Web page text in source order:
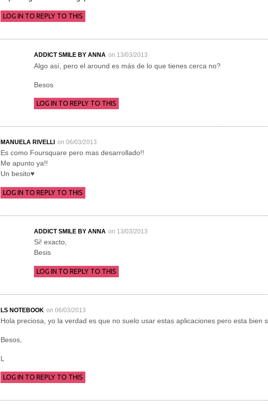
LOG IN TO REPLY TO THIS
ADDICT SMILE BY ANNA on 13/03/2013
Algo así, pero el around es más de lo que tienes cerca no?
Besos
LOG IN TO REPLY TO THIS
MANUELA RIVELLI on 06/03/2013
Es como Foursquare pero mas desarrollado!!
Me apunto ya!!
Un besito♥
LOG IN TO REPLY TO THIS
ADDICT SMILE BY ANNA on 13/03/2013
Si! exacto,
Besis
LOG IN TO REPLY TO THIS
LS NOTEBOOK on 06/03/2013
Hola preciosa, yo la verdad es que no suelo usar estas aplicaciones pero esta bien
Besos,
L
LOG IN TO REPLY TO THIS